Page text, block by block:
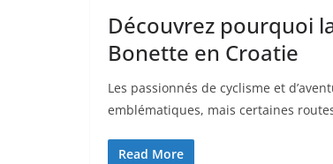
Découvrez pourquoi
Bonette en Croatie
Les passionnés de cyclisme et
emblématiques, mais certaines
Read More